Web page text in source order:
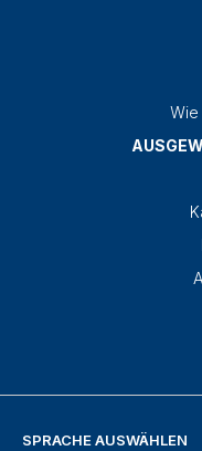
Wie
SPRACHE AUSWÄHLEN